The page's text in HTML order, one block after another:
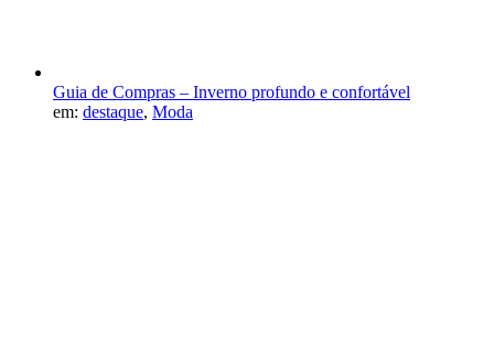
Guia de Compras – Inverno profundo e confortável
em: destaque, Moda